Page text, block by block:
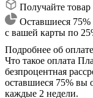
Получайте
Оставшиеся 75%
с вашей карты по
Подробнее об
Что такое оплата
безпроцентная
оставшиеся 75% вы
каждые 2 недели.